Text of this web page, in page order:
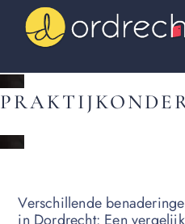
Verschillende
in Dordrecht: Een